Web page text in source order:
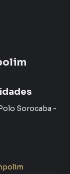
Sorocaba -